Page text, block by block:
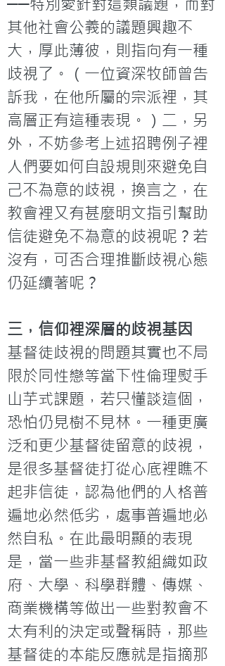
──特別愛針對這類議題，而對
其他社會公義的議題興趣不
大，厚此薄彼，則指向有一種
歧視了。（一位資深牧師曾告
訴我，在他所屬的宗派裡，其
高層正有這種表現。）二，另
外，不妨參考上述招聘例子裡
人們要如何自設規則來避免自
己不為意的歧視，換言之，在
教會裡又有甚麼明文指引幫助
信徒避免不為意的歧視呢？若
沒有，可否合理推斷歧視心態
三，信仰裡深層的歧視基因
基督徒歧視的問題其實也不局
限於同性戀等當下性倫理熨手
山芋式課題，若只懂談這個，
恐怕仍見樹不見林。一種更廣
泛和更少基督徒留意的歧視，
是很多基督徒打從心底裡瞧不
起非信徒，認為他們的人格普
遍地必然低劣，處事普遍地必
然自私。在此最明顯的表現
是，當一些非基督教組織如政
府、大學、科學群體、傳媒、
商業機構等做出一些對教會不
太有利的決定或聲稱時，那些
基督徒的本能反應就是指摘那